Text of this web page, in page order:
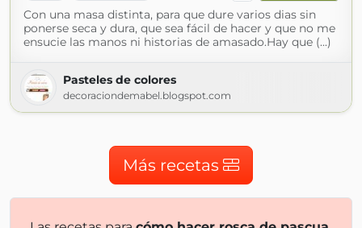
Con una masa distinta, para que dure varios dias sin
ponerse seca y dura, que sea fácil de hacer y que no me
ensucie las manos ni historias de amasado.Hay que (...)
Pasteles de colores
decoraciondemabel.blogspot.com
Más recetas